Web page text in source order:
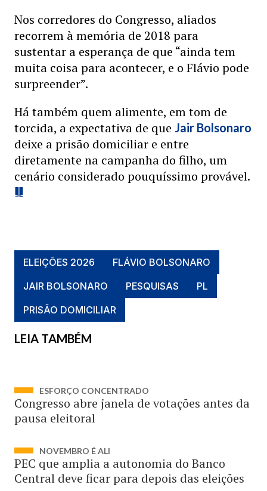
Nos corredores do Congresso, aliados
recorrem à memória de 2018 para
sustentar a esperança de que “ainda tem
muita coisa para acontecer, e o Flávio pode
surpreender”.
Há também quem alimente, em tom de
torcida, a expectativa de que Jair Bolsonaro
deixe a prisão domiciliar e entre
diretamente na campanha do filho, um
cenário considerado pouquíssimo provável.
ELEIÇÕES 2026
FLÁVIO BOLSONARO
JAIR BOLSONARO
PESQUISAS
PL
PRISÃO DOMICILIAR
LEIA TAMBÉM
ESFORÇO CONCENTRADO
Congresso abre janela de votações antes da
pausa eleitoral
NOVEMBRO É ALI
PEC que amplia a autonomia do Banco
Central deve ficar para depois das eleições